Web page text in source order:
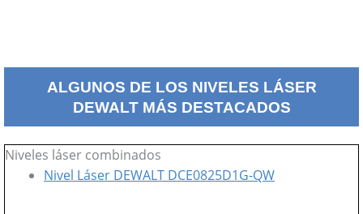
ALGUNOS DE LOS NIVELES LÁSER
DEWALT MÁS DESTACADOS
Niveles láser combinados
Nivel Láser DEWALT DCE0825D1G-QW